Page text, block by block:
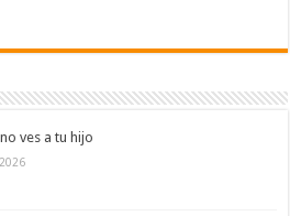
ves a tu hijo